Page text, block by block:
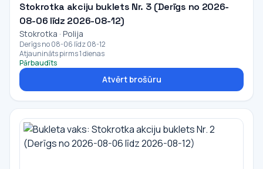
Stokrotka akciju buklets Nr. 3 (Derīgs no 2026-
08-06 līdz 2026-08-12)
Stokrotka · Polija
Derīgs no 08-06 līdz 08-12
Atjaunināts pirms 1 dienas
Pārbaudīts
Atvērt brošūru